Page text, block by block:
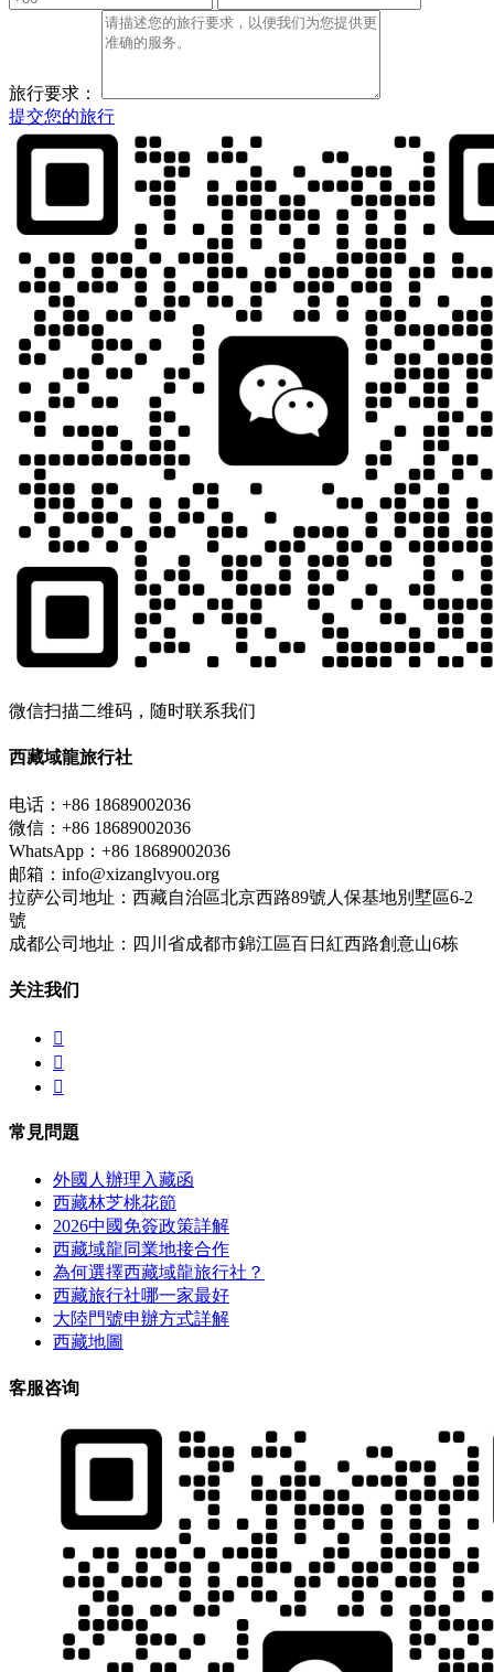
旅行要求：
提交您的旅行
微信扫描二维码，随时联系我们
西藏域龍旅行社
电话：+86 18689002036
微信：+86 18689002036
WhatsApp：+86 18689002036
邮箱：info@xizanglvyou.org
拉萨公司地址：西藏自治區北京西路89號人保基地別墅區6-2
號
成都公司地址：四川省成都市錦江區百日紅西路創意山6栋
关注我们



常見問題
外國人辦理入藏函
西藏林芝桃花節
2026中國免簽政策詳解
西藏域龍同業地接合作
為何選擇西藏域龍旅行社？
西藏旅行社哪一家最好
大陸門號申辦方式詳解
西藏地圖
客服咨询